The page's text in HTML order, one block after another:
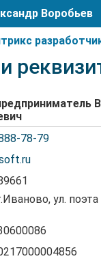
Воробьев
78-79
ул.